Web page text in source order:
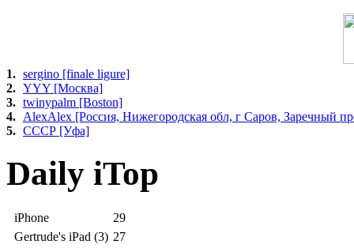
1. sergino [finale ligure]
2. YYY [Москва]
3. twinypalm [Boston]
4. AlexAlex [Россия, Нижегородская обл, г Саров, Заречный
5. СССР [Уфа]
Daily iTop
iPhone
29
Gertrude's iPad (3) 27